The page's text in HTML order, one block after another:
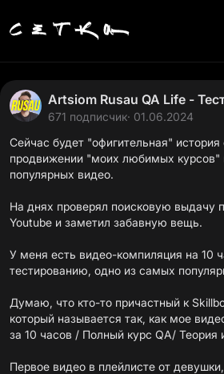
Artsiom Rusau QA Life -
671 подписчик· 01.06.2024
Сейчас будет "офигительная"
продвижении "моих любимых курсов"
популярных видео.
На днях проверял поисковую выдачу
Youtube и заметил забавную вещь.
У меня есть видео-компиляция на 10
тестированию, одно из самых
Думаю, что кто-то причастный к
который называется так, как мое
за 10 часов / Полный курс QA/ Теория
Первое видео в плейлисте от